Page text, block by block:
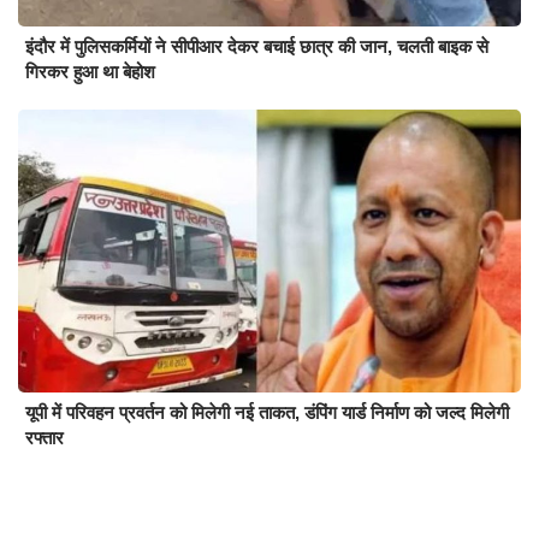
इंदौर में पुलिसकर्मियों ने सीपीआर देकर बचाई छात्र की जान, चलती बाइक से
गिरकर हुआ था बेहोश
यूपी में परिवहन प्रवर्तन को मिलेगी नई ताकत, डंपिंग यार्ड निर्माण को जल्द मिलेगी
रफ्तार